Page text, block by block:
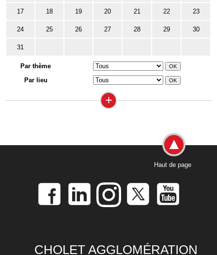
17 18 19 20 21 22 23
24 25 26 27 28 29 30
31
Par thème
Par lieu
+
Haut de page
CHOLET AGGLOMÉRATION